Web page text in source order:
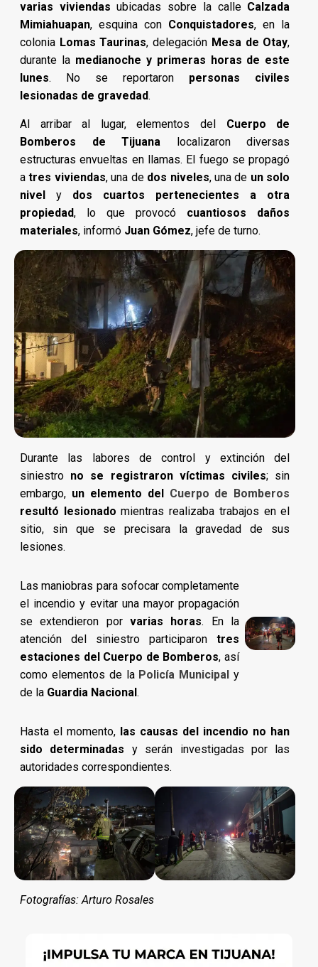
varias viviendas ubicadas sobre la calle Calzada
Mimiahuapan, esquina con Conquistadores, en la
colonia Lomas Taurinas, delegación Mesa de Otay,
durante la medianoche y primeras horas de este
lunes. No se reportaron personas civiles
lesionadas de gravedad.
Al arribar al lugar, elementos del Cuerpo de
Bomberos de Tijuana localizaron diversas
estructuras envueltas en llamas. El fuego se propagó
atres viviendas, una de dos niveles, una de un solo
nivel y dos cuartos pertenecientes a otra
propiedad, lo que provocó cuantiosos daños
materiales, informó Juan Gómez, jefe de turno.
Durante las labores de control y extinción del
siniestro no se registraron víctimas civiles; sin
embargo, un elemento del Cuerpo de Bomberos
resultó lesionado mientras realizaba trabajos en el
sitio, sin que se precisara la gravedad de sus
lesiones.
Las maniobras para sofocar completamente
el incendio y evitar una mayor propagación
se extendieron porvarias horas. En la
atención del siniestro participarontres
estaciones del Cuerpo de Bomberos, así
como elementos de la Policía Municipal y
de la Guardia Nacional.
Hasta el momento, las causas del incendio no han
sido determinadas y serán investigadas por las
autoridades correspondientes.
Fotografías: Arturo Rosales